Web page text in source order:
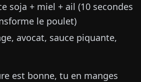
soja + miel + ail (10 secondes
le poulet)
avocat, sauce piquante,
est bonne, tu en manges